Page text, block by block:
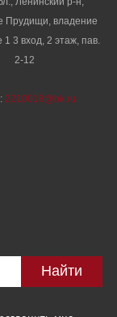
Прудищи, владение
1 3 вход, 2 этаж, пав.
2-12
2210018@bk.ru
Найти